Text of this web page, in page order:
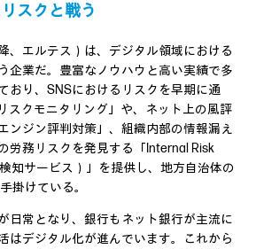
スクと戦う
、エルテス）は、デジタル領域における
企業だ。豊富なノウハウと高い実績で多
おり、SNSにおけるリスクを早期に通
スクモニタリング」や、ネット上の風評
ンジン評判対策」、組織内部の情報漏え
労務リスクを発見する「Internal Risk
知サービス）」を提供し、地方自治体の
掛けている。
日常となり、銀行もネット銀行が主流に
はデジタル化が進んでいます。これから